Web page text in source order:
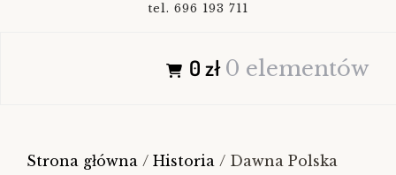
tel. 696 193 711
0 zł 0 elementów
Strona główna / Historia / Dawna Polska